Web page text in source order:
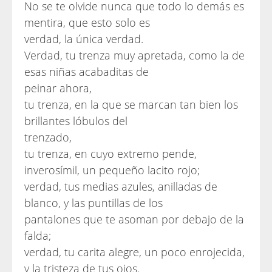
No se te olvide nunca que todo lo demás es
mentira, que esto solo es
verdad, la única verdad.
Verdad, tu trenza muy apretada, como la de
esas niñas acabaditas de
peinar ahora,
tu trenza, en la que se marcan tan bien los
brillantes lóbulos del
trenzado,
tu trenza, en cuyo extremo pende,
inverosímil, un pequeño lacito rojo;
verdad, tus medias azules, anilladas de
blanco, y las puntillas de los
pantalones que te asoman por debajo de la
falda;
verdad, tu carita alegre, un poco enrojecida,
y la tristeza de tus ojos.